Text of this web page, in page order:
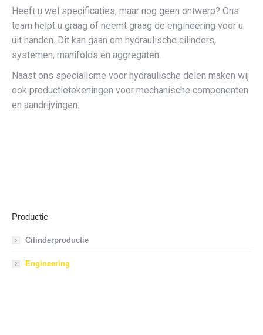
Heeft u wel specificaties, maar nog geen ontwerp? Ons
team helpt u graag of neemt graag de engineering voor u
uit handen. Dit kan gaan om hydraulische cilinders,
systemen, manifolds en aggregaten.
Naast ons specialisme voor hydraulische delen maken wij
ook productietekeningen voor mechanische componenten
en aandrijvingen.
Productie
Cilinderproductie
Engineering